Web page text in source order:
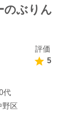
のぶりん
評価
5
代
野区